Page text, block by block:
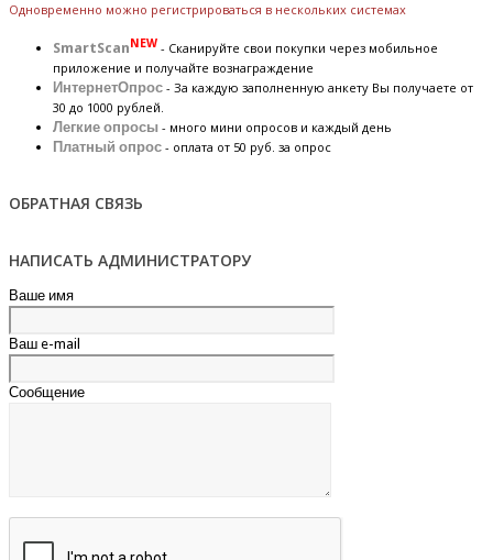
Одновременно можно регистрироваться в нескольких системах
SmartScan NEW - Сканируйте свои покупки через мобильное
приложение и получайте вознаграждение
ИнтернетОпрос - За каждую заполненную анкету Вы получаете от
30 до 1000 рублей.
Легкие опросы - много мини опросов и каждый день
Платный опрос - оплата от 50 руб. за опрос
ОБРАТНАЯ СВЯЗЬ
НАПИСАТЬ АДМИНИСТРАТОРУ
Ваше имя
Ваш e-mail
Сообщение